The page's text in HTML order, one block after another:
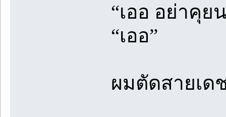
“เออ อย่าคุย
“เออ”
ผมตัดสายเด